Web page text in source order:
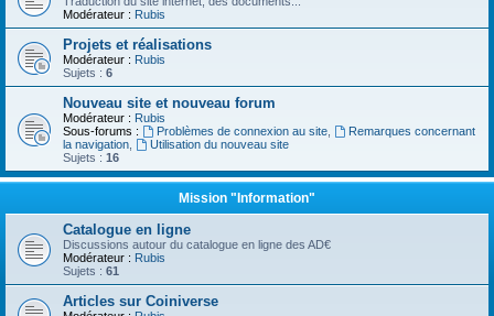
Modérateur : Rubis
Projets et réalisations
Modérateur : Rubis
Sujets : 6
Nouveau site et nouveau forum
Modérateur : Rubis
Sous-forums :
Problèmes de connexion au site,
Remarques concernant
la navigation
Utilisation du nouveau site
Sujets : 16
Mission "Information"
Catalogue en ligne
Discussions autour du catalogue en ligne des AD€
Modérateur : Rubis
Sujets : 61
Articles sur Coiniverse